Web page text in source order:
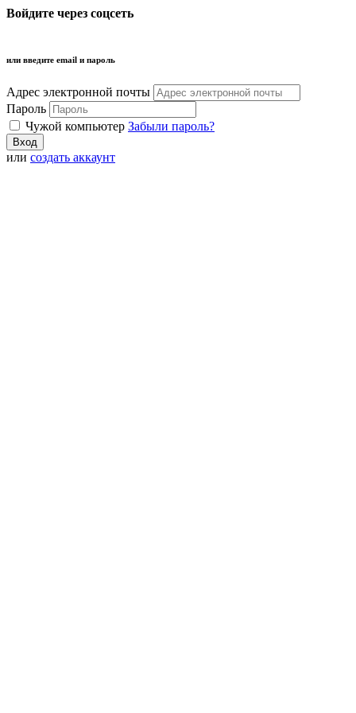
Войдите через соцсеть
или введите email и пароль
Адрес электронной почты
Пароль
Чужой компьютер Забыли пароль?
или создать аккаунт